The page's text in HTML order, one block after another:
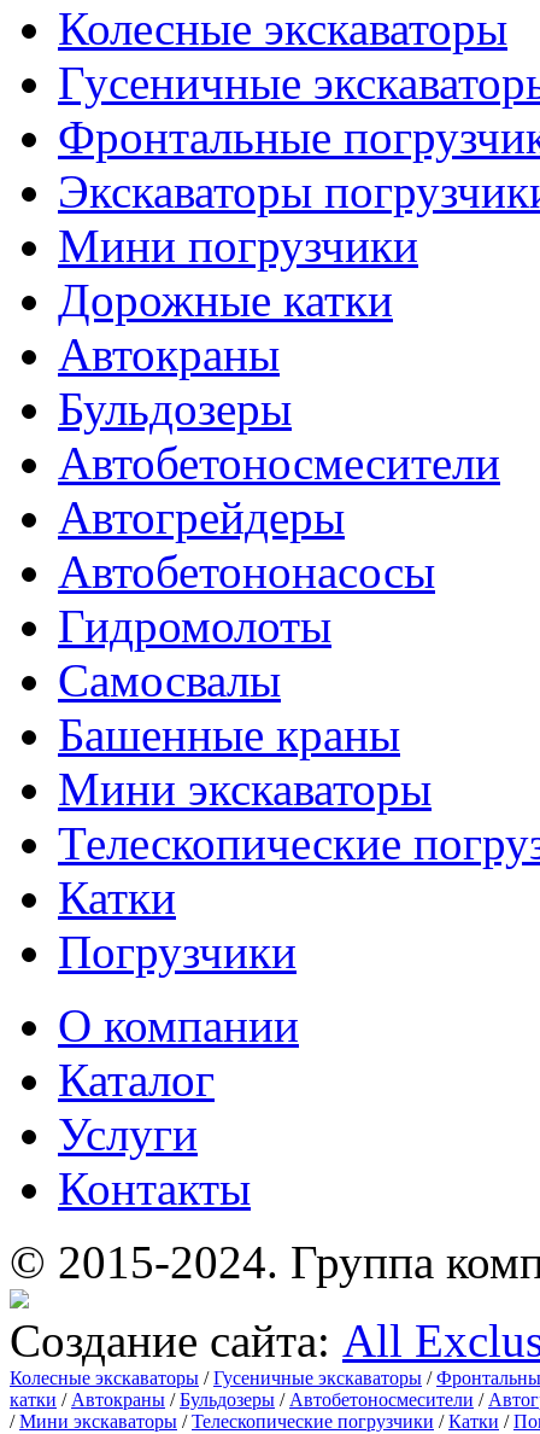
Колесные экскаваторы
Гусеничные
Фронтальные
Экскаваторы
Мини погрузчики
Дорожные катки
Автокраны
Бульдозеры
Автобетоносмесители
Автогрейдеры
Автобетононасосы
Гидромолоты
Самосвалы
Башенные краны
Мини экскаваторы
Телескопические
Катки
Погрузчики
О компании
Каталог
Услуги
Контакты
© 2015-2024. Группа
Создание сайта: All
Колесные экскаваторы /Гусеничные экскаваторы /
катки / Автокраны /Бульдозеры / Автобетоносмесители /
/Мини экскаваторы /Телескопические погрузчики /Катки /